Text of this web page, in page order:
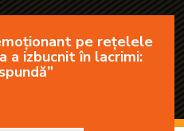
pe rețelele
a izbucnit în lacrimi: